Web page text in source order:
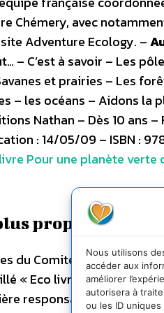
Nous utilisons
accéder aux
améliorer
autorisera à
ou les ID
Chémery, avec
Adventure Ecology. –
– C’est à savoir – Les
et prairies – Les
– les océans – Aidons la
Nathan – Dès 10 ans –
: 14/05/09 – ISBN :
Pour une planète verte
propre
du Comité 21, ont
« Eco livre ». Le papier
responsable. Le papetier